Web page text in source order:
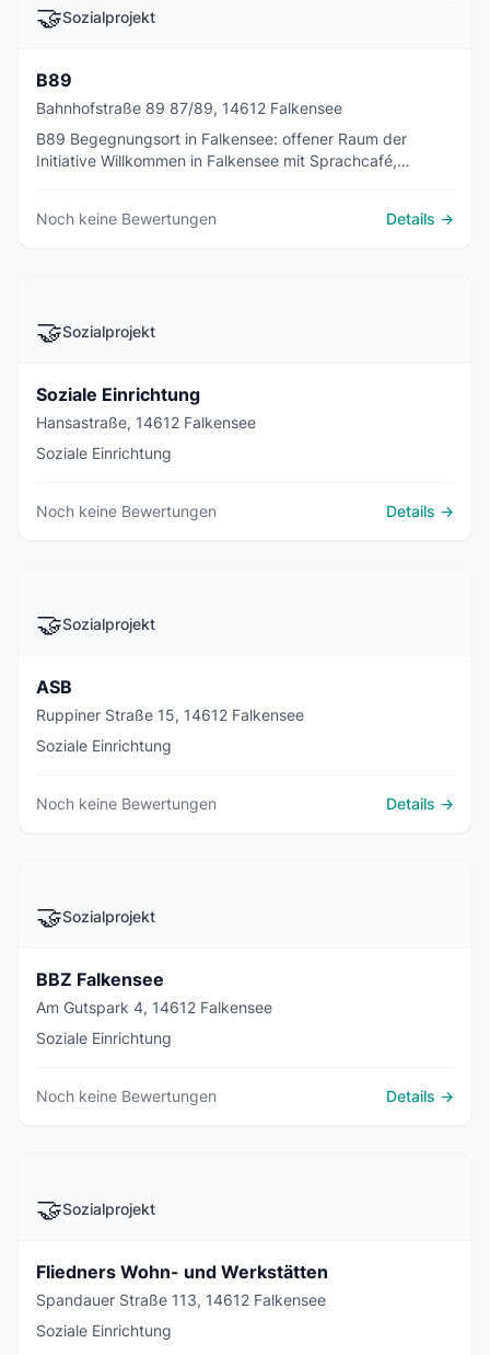
🤝Sozialprojekt
B89
Bahnhofstraße 89 87/89, 14612 Falkensee
B89 Begegnungsort in Falkensee: offener Raum der
Initiative Willkommen in Falkensee mit Sprachcafé,
Noch keine Bewertungen Details →
🤝Sozialprojekt
Soziale Einrichtung
Hansastraße, 14612 Falkensee
Soziale Einrichtung
Noch keine Bewertungen Details →
🤝Sozialprojekt
ASB
Ruppiner Straße 15, 14612 Falkensee
Soziale Einrichtung
Noch keine Bewertungen Details →
🤝Sozialprojekt
BBZ Falkensee
Am Gutspark 4, 14612 Falkensee
Soziale Einrichtung
Noch keine Bewertungen Details →
🤝Sozialprojekt
Fliedners Wohn- und Werkstätten
Spandauer Straße 113, 14612 Falkensee
Soziale Einrichtung